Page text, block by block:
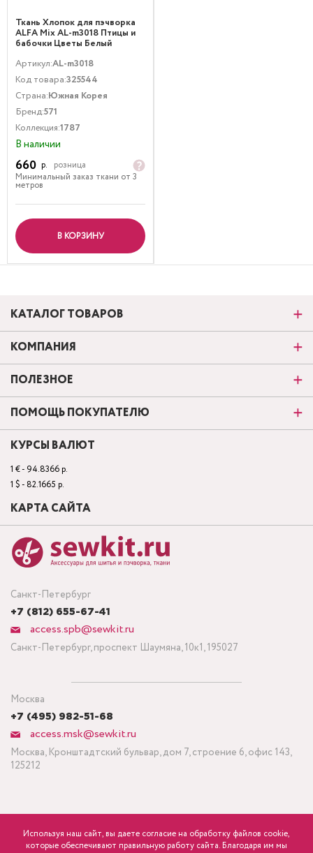
Ткань Хлопок для пэчворка
ALFA Mix AL-m3018 Птицы и
бабочки Цветы Белый
Артикул:AL-m3018
Код товара:325544
Страна:Южная Корея
Бренд:571
Коллекция:1787
В наличии
660 р.
розница
Минимальный заказ ткани от 3
метров
В КОРЗИНУ
Санкт-Петербург
+7 (812) 655-67-41
access.spb@sewkit.ru
Санкт-Петербург, проспект Шаумяна, 10к1, 195027
Москва
+7 (495) 982-51-68
access.msk@sewkit.ru
Москва, Кронштадтский бульвар, дом 7, строение 6, офис 143,
125212
КАТАЛОГ ТОВАРОВ
КОМПАНИЯ
ПОЛЕЗНОЕ
ПОМОЩЬ ПОКУПАТЕЛЮ
КУРСЫ ВАЛЮТ
1 € - 94.8366 р.
1 $ - 82.1665 р.
КАРТА САЙТА
ПОДПИСАТЬСЯ НА НОВОСТИ
Используя наш сайт, вы даете согласие на обработку файлов cookie,
которые обеспечивают правильную работу сайта. Благодаря им мы